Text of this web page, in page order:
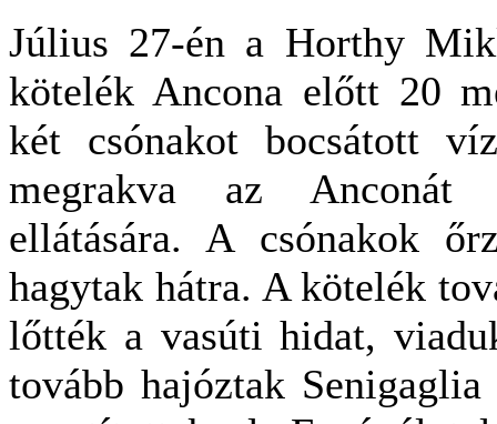
Július 27-én a Horthy
kötelék Ancona előtt 20
két csónakot bocsátott
megrakva az Anconát
ellátására. A csónakok
hagytak hátra. A kötelék
lőtték a vasúti hidat,
tovább hajóztak